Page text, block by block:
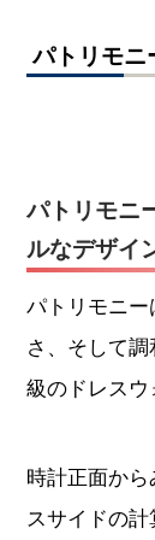
パトリモニ
パトリモニ
ルなデザイ
パトリモニ
さ、そして
級のドレスウ
時計正面か
スサイドの